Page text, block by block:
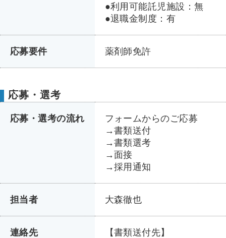
●利用可能託児施設：無
●退職金制度：有
応募要件 薬剤師免許
応募・選考
応募・選考の流れ
フォームからのご応募
→書類送付
→書類選考
→面接
→採用通知
担当者 大森徹也
連絡先
【書類送付先】